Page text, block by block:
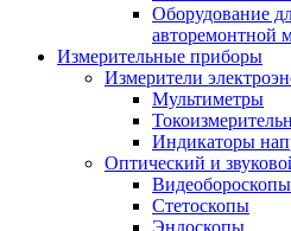
Оборудование
авторемонтной
Измерительные приборы
Измерители
Мультиметры
Индикаторы
Оптический и
Видеобороскопы
Стетоскопы
Эндоскопы